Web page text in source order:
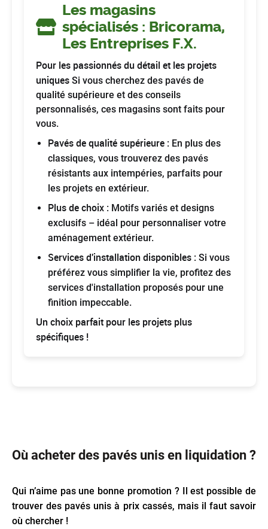
Les magasins
spécialisés : Bricorama,
Les Entreprises F.X.
Pour les passionnés du détail et les projets
uniques Si vous cherchez des pavés de
qualité supérieure et des conseils
personnalisés, ces magasins sont faits pour
vous.
Pavés de qualité supérieure : En plus des
classiques, vous trouverez des pavés
résistants aux intempéries, parfaits pour
les projets en extérieur.
Plus de choix : Motifs variés et designs
exclusifs – idéal pour personnaliser votre
aménagement extérieur.
Services d'installation disponibles : Si vous
préférez vous simplifier la vie, profitez des
services d'installation proposés pour une
finition impeccable.
Un choix parfait pour les projets plus
spécifiques !
Où acheter des pavés unis en liquidation ?
Qui n’aime pas une bonne promotion ? Il est possible de
trouver des pavés unis à prix cassés, mais il faut savoir
où chercher !